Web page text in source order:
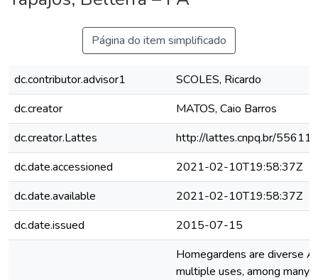
Página do item simplificado
dc.contributor.advisor1
SCOLES, Ricardo
dc.creator
MATOS, Caio Barros
dc.creator.Lattes
http://lattes.cnpq.br/
dc.date.accessioned
2021-02-10T19:58:37Z
dc.date.available
2021-02-10T19:58:37Z
dc.date.issued
2015-07-15
Homegardens are diverse
multiple uses, among many,